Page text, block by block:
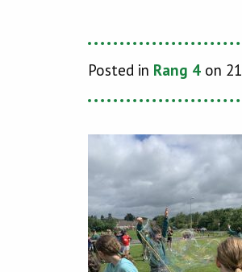
Posted in Rang 4 on